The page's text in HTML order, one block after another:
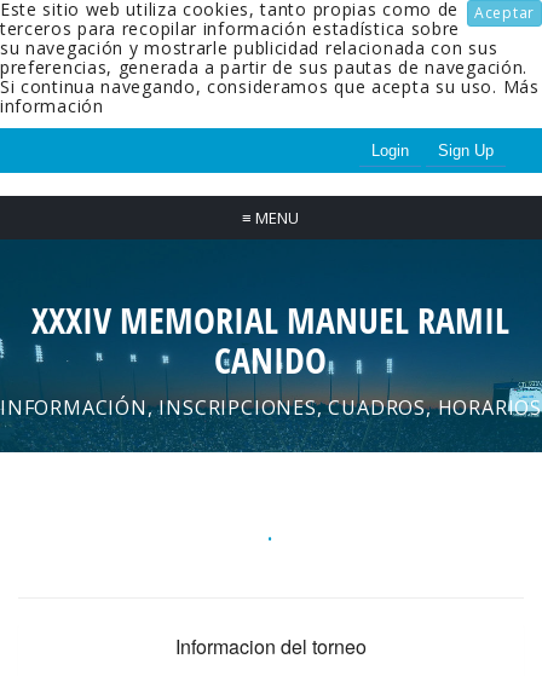
Aceptar
Este sitio web utiliza cookies, tanto propias como de
terceros para recopilar información estadística sobre
su navegación y mostrarle publicidad relacionada con sus
preferencias, generada a partir de sus pautas de navegación.
Si continua navegando, consideramos que acepta su uso. Más
información
Login Sign Up
≡ MENU
XXXIV MEMORIAL MANUEL RAMIL
CANIDO
INFORMACIÓN, INSCRIPCIONES, CUADROS, HORARIOS
.
Informacion del torneo